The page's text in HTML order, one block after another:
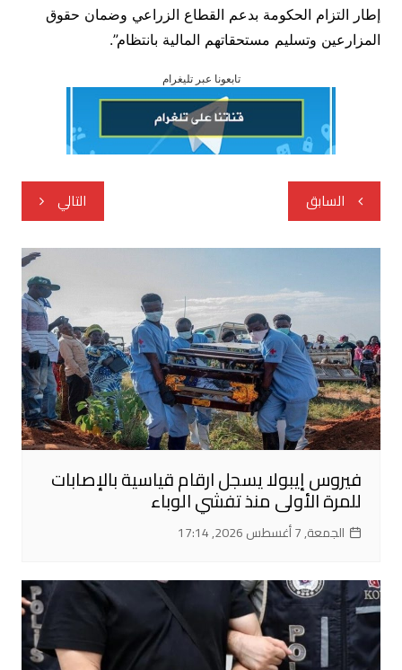
إطار التزام الحكومة بدعم القطاع الزراعي وضمان حقوق
المزارعين وتسليم مستحقاتهم المالية بانتظام”.
تابعونا عبر تليغرام
تصفّح
المقالات
السابق التالي
فيروس إيبولا يسجل ارقام قياسية بالإصابات
للمرة الأولى منذ تفشي الوباء
الجمعة, 7 أغسطس 2026, 17:14